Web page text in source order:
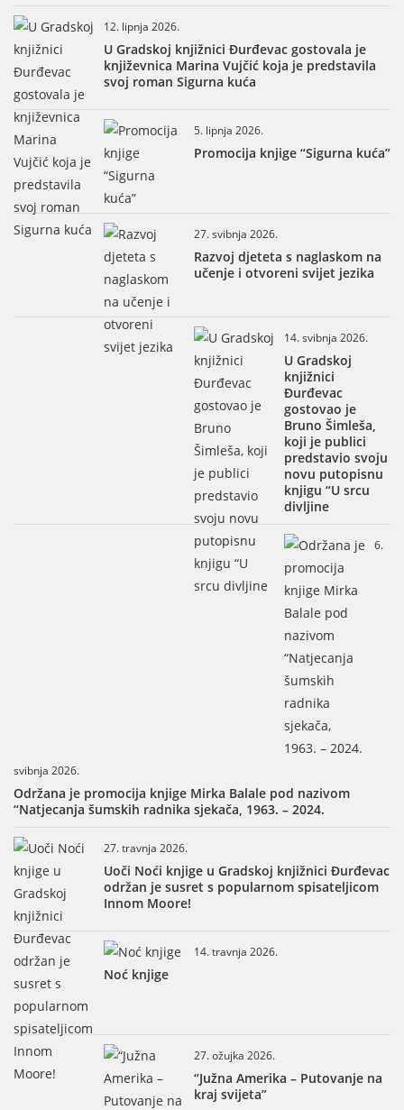
12. lipnja 2026.
U Gradskoj knjižnici Đurđevac gostovala je
književnica Marina Vujčić koja je predstavila
svoj roman Sigurna kuća
5. lipnja 2026.
Promocija knjige “Sigurna kuća”
27. svibnja 2026.
Razvoj djeteta s naglaskom na
učenje i otvoreni svijet jezika
14. svibnja 2026.
U Gradskoj
knjižnici
Đurđevac
gostovao je
Bruno Šimleša,
koji je publici
predstavio svoju
novu putopisnu
knjigu “U srcu
divljine
6.
svibnja 2026.
Održana je promocija knjige Mirka Balale pod nazivom
“Natjecanja šumskih radnika sjekača, 1963. – 2024.
27. travnja 2026.
Uoči Noći knjige u Gradskoj knjižnici Đurđevac
održan je susret s popularnom spisateljicom
Innom Moore!
14. travnja 2026.
Noć knjige
27. ožujka 2026.
“Južna Amerika – Putovanje na
kraj svijeta”